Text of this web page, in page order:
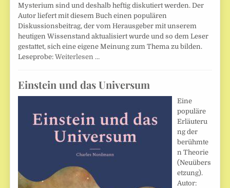
Mysterium sind und deshalb heftig diskutiert werden. Der
Autor liefert mit diesem Buch einen populären
Diskussionsbeitrag, der vom Herausgeber mit unserem
heutigen Wissenstand aktualisiert wurde und so dem Leser
gestattet, sich eine eigene Meinung zum Thema zu bilden.
Leseprobe:Weiterlesen …
Einstein und das Universum
Eine
populäre
Erläuteru
ng der
berühmte
n Theorie
(Neuübers
etzung).
Autor: